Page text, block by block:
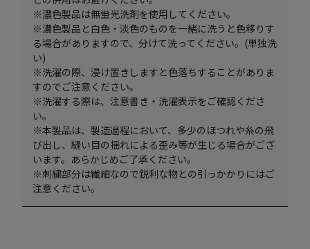
※濃色製品は無蛍光洗剤を使用してください。
※濃色製品と白色・淡色のものを一緒に洗うと色移りす
る場合がありますので、分けて洗ってください。(単独洗
い)
※洗濯の際、浸け置きしますと色落ちすることがありま
すのでご注意ください。
※洗濯する際は、注意書き・洗濯表示をご確認くださ
い。
※本製品は、製造過程において、多少のほつれや糸の飛
び出し、縫い目の揺れによる歪み等が生じる場合がござ
います。あらかじめご了承ください。
※刺繍部分は繊細なので鋭利な物との引っかかりにはご
注意ください。